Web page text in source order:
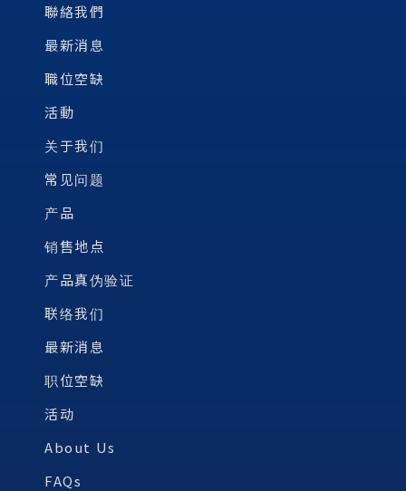
聯絡我們
最新消息
職位空缺
活動
关于我们
常见问题
产品
销售地点
产品真伪验证
联络我们
最新消息
职位空缺
活动
About Us
FAQs